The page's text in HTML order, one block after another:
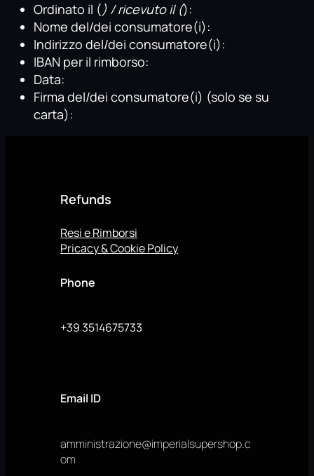
Ordinato il () / ricevuto il ():
Nome del/dei consumatore(i):
Indirizzo del/dei consumatore(i):
IBAN per il rimborso:
Data:
Firma del/dei consumatore(i) (solo se su
carta):
Refunds
Resi e Rimborsi
Pricacy & Cookie Policy
Phone
+39 3514675733
Email ID
amministrazione@imperialsupershop.c
om